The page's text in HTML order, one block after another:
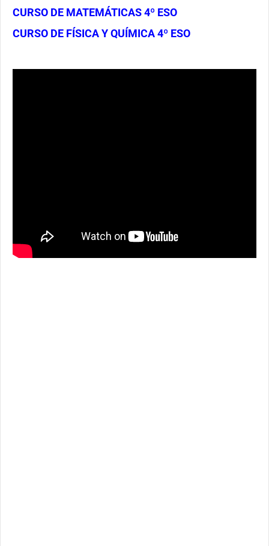
CURSO DE MATEMÁTICAS 4º ESO
CURSO DE FÍSICA Y QUÍMICA 4º ESO